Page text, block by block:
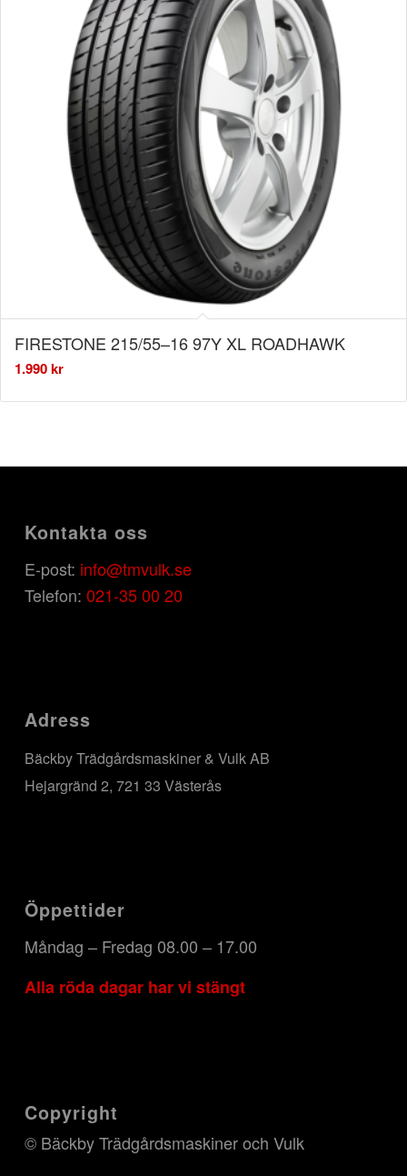
FIRESTONE 215/55–16 97Y XL ROADHAWK
1.990kr
Kontakta oss
E-post: info@tmvulk.se
Telefon: 021-35 00 20
Adress
Bäckby Trädgårdsmaskiner & Vulk AB
Hejargränd 2, 721 33 Västerås
Öppettider
Måndag – Fredag 08.00 – 17.00
Alla röda dagar har vi stängt
Copyright
© Bäckby Trädgårdsmaskiner och Vulk